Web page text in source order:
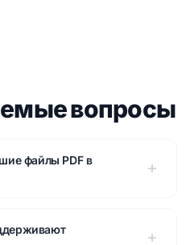
вопросы
файлы PDF в